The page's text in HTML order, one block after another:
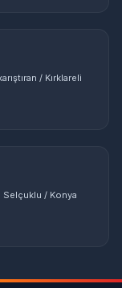
/ Kırklareli
Selçuklu / Konya